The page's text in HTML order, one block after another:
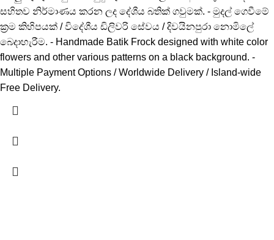
සහිතව නිර්මාණය කරන ලද දේශීය බතික් ගවුමක්. - මුදල් ගෙවීමේ
ක්‍රම කිහිපයක් / විදේශීය ඩිලිවරි සේවය / දිවයිනපුරා නොමිලේ
බෙදාහැරීම. - Handmade Batik Frock designed with white color
flowers and other various patterns on a black background. -
Multiple Payment Options / Worldwide Delivery / Island-wide
Free Delivery.